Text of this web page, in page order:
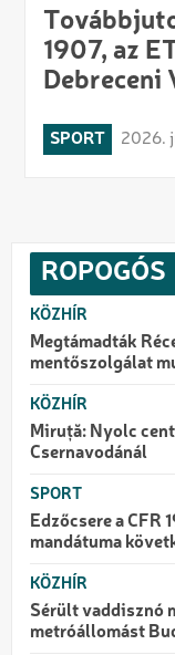
1907, az
Debreceni
SPORT 2026.
ROPOGÓS
KÖZHÍR
Megtámadták
mentőszolgálat
KÖZHÍR
Miruță: Nyolc
Csernavodánál
SPORT
Edzőcsere a CFR
mandátuma
KÖZHÍR
Sérült vaddisznó
metróállomást